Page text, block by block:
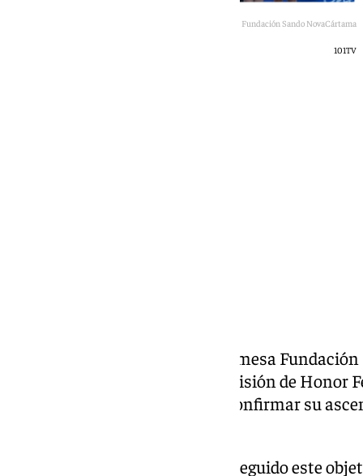
Integrantes del equipo de tenis de mesa Fundación Sando NovaCártama
101TV
El equipo femenino de tenis de mesa
la próxima temporada en la División de Honor
nacional de este deporte, tras confirmar su
El conjunto cartameño ha conseguido este